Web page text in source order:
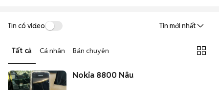
Tin có video Tin mới nhất
Tất cả Cá nhân Bán chuyên
Nokia 8800 Nâu